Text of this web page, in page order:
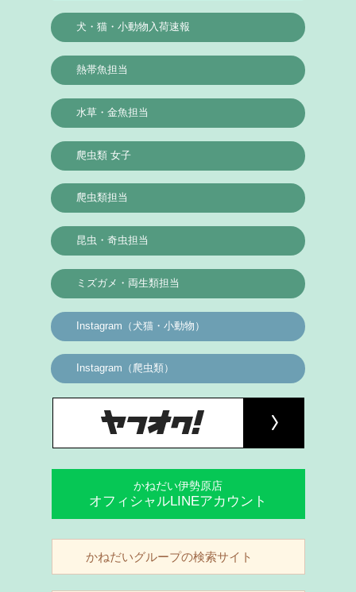
犬・猫・小動物入荷速報
熱帯魚担当
水草・金魚担当
爬虫類 女子
爬虫類担当
昆虫・奇虫担当
ミズガメ・両生類担当
Instagram（犬猫・小動物）
Instagram（爬虫類）
かねだい伊勢原店
オフィシャルLINEアカウント
かねだいグループの検索サイト